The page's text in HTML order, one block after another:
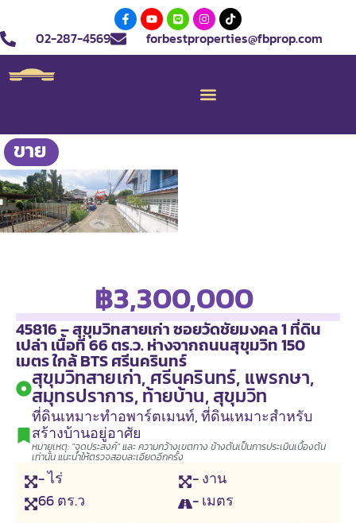
02-287-4569 forbestproperties@fbprop.com
ขาย
฿3,300,000
45816 – สุขุมวิทสายเก่า ซอยวัดชัยมงคล 1 ที่ดิน
เปล่า เนื้อที่ 66 ตร.ว. ห่างจากถนนสุขุมวิท 150
เมตร ใกล้ BTS ศรีนครินทร์
สุขุมวิทสายเก่า, ศรีนครินทร์, แพรกษา,
สมุทรปราการ, ท้ายบ้าน, สุขุมวิท
ที่ดินเหมาะทำอพาร์ตเมนท์,ที่ดินเหมาะสำหรับ
สร้างบ้านอยู่อาศัย
หมายเหตุ: "จุดประสงค์" และ ความกว้างเขตทาง ข้างต้นเป็นการประเมินเบื้องต้น
เท่านั้น แนะนำให้ตรวจสอบละเอียดอีกครั้ง
- ไร่
- งาน
66ตร.ว - เมตร